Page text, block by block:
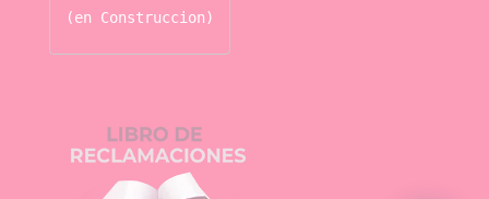
(en Construccion)